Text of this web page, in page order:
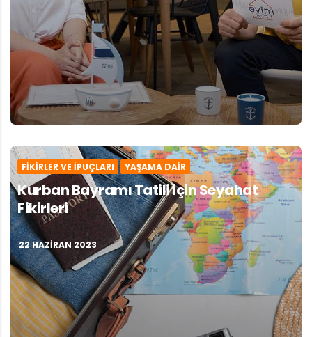
FIKIRLER VE İPUÇLARI YAŞAMA DAIR
Kurban Bayramı Tatili için Seyahat
Fikirleri
22 HAZIRAN 2023